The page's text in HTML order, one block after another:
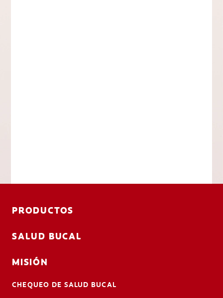
PRODUCTOS
SALUD BUCAL
MISIÓN
CHEQUEO DE SALUD BUCAL